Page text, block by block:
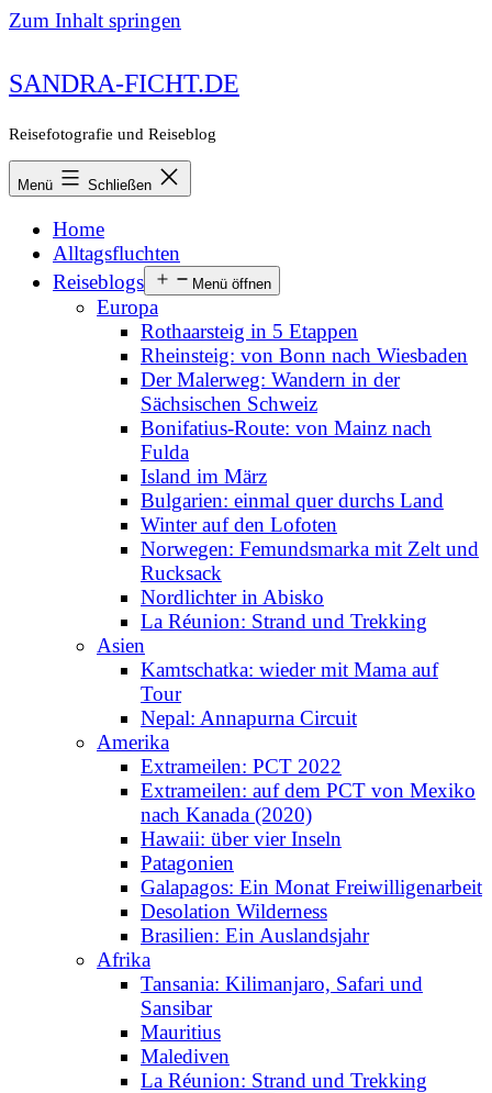
Zum Inhalt springen
SANDRA-FICHT.DE
Reisefotografie und Reiseblog
Menü Schließen
Home
Alltagsfluchten
Reiseblogs
Menü öffnen
Europa
Rothaarsteig in 5 Etappen
Rheinsteig: von Bonn nach Wiesbaden
Der Malerweg: Wandern in der
Sächsischen Schweiz
Bonifatius-Route: von Mainz nach
Fulda
Island im März
Bulgarien: einmal quer durchs Land
Winter auf den Lofoten
Norwegen: Femundsmarka mit Zelt und
Rucksack
Nordlichter in Abisko
La Réunion: Strand und Trekking
Asien
Kamtschatka: wieder mit Mama auf
Tour
Nepal: Annapurna Circuit
Amerika
Extrameilen: PCT 2022
Extrameilen: auf dem PCT von Mexiko
nach Kanada (2020)
Hawaii: über vier Inseln
Patagonien
Galapagos: Ein Monat Freiwilligenarbeit
Desolation Wilderness
Brasilien: Ein Auslandsjahr
Afrika
Tansania: Kilimanjaro, Safari und
Sansibar
Mauritius
Malediven
La Réunion: Strand und Trekking